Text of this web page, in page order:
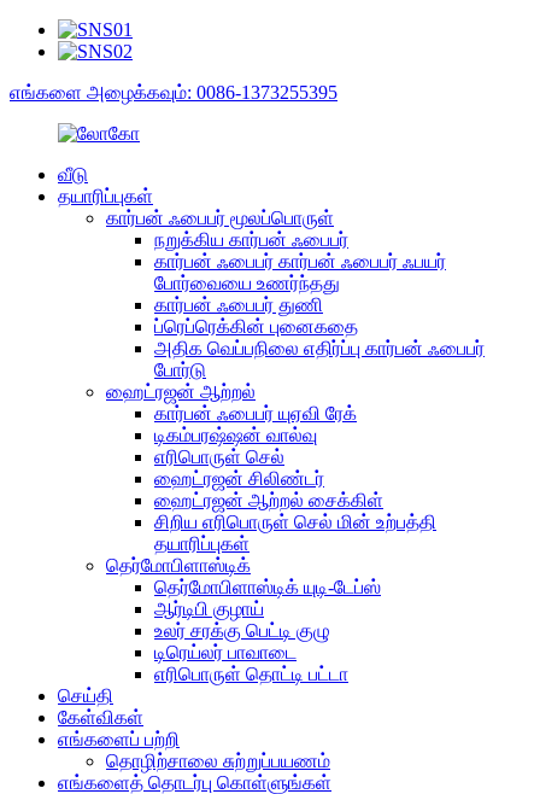
எங்களை அழைக்கவும்: 0086-1373255395
வீடு
தயாரிப்புகள்
கார்பன் ஃபைபர் மூலப்பொருள்
நறுக்கிய கார்பன் ஃபைபர்
கார்பன் ஃபைபர் கார்பன் ஃபைபர் ஃபயர்
போர்வையை உணர்ந்தது
கார்பன் ஃபைபர் துணி
ப்ரெப்ரெக்கின் புனைகதை
அதிக வெப்பநிலை எதிர்ப்பு கார்பன் ஃபைபர்
போர்டு
ஹைட்ரஜன் ஆற்றல்
கார்பன் ஃபைபர் யுஏவி ரேக்
டிகம்பரஷ்ஷன் வால்வு
எரிபொருள் செல்
ஹைட்ரஜன் சிலிண்டர்
ஹைட்ரஜன் ஆற்றல் சைக்கிள்
சிறிய எரிபொருள் செல் மின் உற்பத்தி
தயாரிப்புகள்
தெர்மோபிளாஸ்டிக்
தெர்மோபிளாஸ்டிக் யுடி-டேப்ஸ்
ஆர்டிபி குழாய்
உலர் சரக்கு பெட்டி குழு
டிரெய்லர் பாவாடை
எரிபொருள் தொட்டி பட்டா
செய்தி
கேள்விகள்
எங்களைப் பற்றி
தொழிற்சாலை சுற்றுப்பயணம்
எங்களைத் தொடர்பு கொள்ளுங்கள்